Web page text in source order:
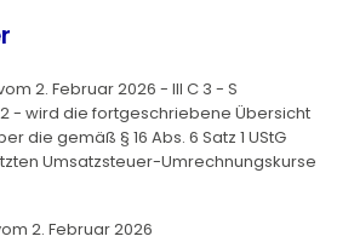
2. Februar 2026 - III C 3 - S
- wird die fortgeschriebene Übersicht
die gemäß § 16 Abs. 6 Satz 1 UStG
Umsatzsteuer-Umrechnungskurse
2. Februar 2026